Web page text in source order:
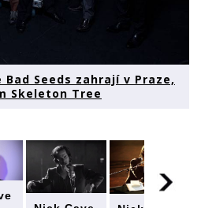
Seeds zahrají v Praze,
Skeleton Tree